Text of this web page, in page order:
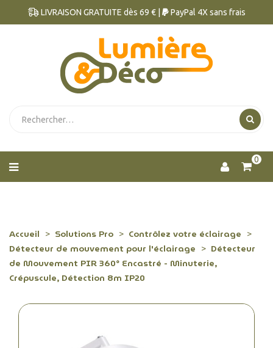
LIVRAISON GRATUITE dès 69 € | PayPal 4X sans frais
0
Accueil Solutions Pro
Contrôlez votre éclairage
Détecteur de mouvement pour l'éclairage
Détecteur
de Mouvement PIR 360° Encastré - Minuterie,
Crépuscule, Détection 8m IP20